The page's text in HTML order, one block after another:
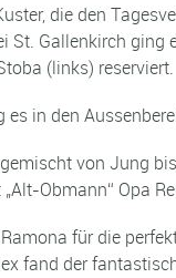
die den
St. Gallenkirch
(links)
es in den
von Jung
Obmann“ Opa
für die
fand der